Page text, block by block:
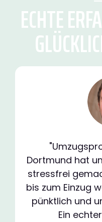
ECHTE
Dortmund hat
stressfrei
bis zum Einzug
pünktlich und
Ein